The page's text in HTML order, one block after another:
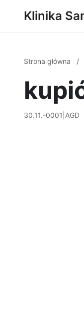
Klinika
Strona główna /
30.11.-0001 AGD